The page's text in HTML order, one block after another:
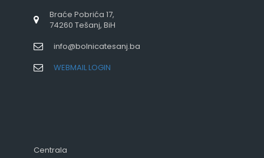
Braće Pobrića 17,
74260 Tešanj, BiH
info@bolnicatesanj.ba
WEBMAIL LOGIN
Centrala